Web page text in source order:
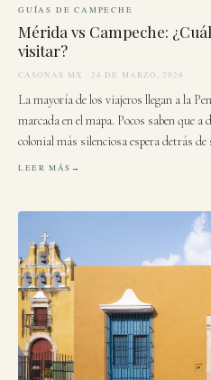
GUÍAS DE CAMPECHE
Mérida vs Campeche:
visitar?
CASONAS MX · 24 DE MARZO, 2026
La mayoría de los viajeros llegan a la
marcada en el mapa. Pocos saben que
colonial más silenciosa espera detrás
LEER MÁS